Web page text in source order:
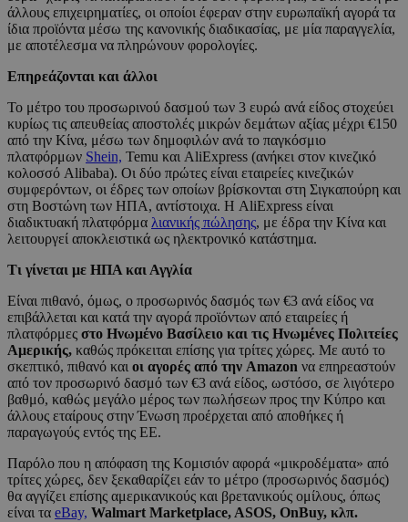
άλλους επιχειρηματίες, οι οποίοι έφεραν στην ευρωπαϊκή αγορά τα
ίδια προϊόντα μέσω της κανονικής διαδικασίας, με μία παραγγελία,
με αποτέλεσμα να πληρώνουν φορολογίες.
Επηρεάζονται και άλλοι
Το μέτρο του προσωρινού δασμού των 3 ευρώ ανά είδος στοχεύει
κυρίως τις απευθείας αποστολές μικρών δεμάτων αξίας μέχρι €150
από την Κίνα, μέσω των δημοφιλών ανά το παγκόσμιο
πλατφόρμων Shein, Temu και AliExpress (ανήκει στον κινεζικό
κολοσσό Alibaba). Οι δύο πρώτες είναι εταιρείες κινεζικών
συμφερόντων, οι έδρες των οποίων βρίσκονται στη Σιγκαπούρη και
στη Βοστώνη των ΗΠΑ, αντίστοιχα. Η AliExpress είναι
διαδικτυακή πλατφόρμα λιανικής πώλησης, με έδρα την Κίνα και
λειτουργεί αποκλειστικά ως ηλεκτρονικό κατάστημα.
Τι γίνεται με ΗΠΑ και Αγγλία
Είναι πιθανό, όμως, ο προσωρινός δασμός των €3 ανά είδος να
επιβάλλεται και κατά την αγορά προϊόντων από εταιρείες ή
πλατφόρμες στο Ηνωμένο Βασίλειο και τις Ηνωμένες Πολιτείες
Αμερικής, καθώς πρόκειται επίσης για τρίτες χώρες. Με αυτό το
σκεπτικό, πιθανό και οι αγορές από την Amazon να επηρεαστούν
από τον προσωρινό δασμό των €3 ανά είδος, ωστόσο, σε λιγότερο
βαθμό, καθώς μεγάλο μέρος των πωλήσεων προς την Κύπρο και
άλλους εταίρους στην Ένωση προέρχεται από αποθήκες ή
παραγωγούς εντός της ΕΕ.
Παρόλο που η απόφαση της Κομισιόν αφορά «μικροδέματα» από
τρίτες χώρες, δεν ξεκαθαρίζει εάν το μέτρο (προσωρινός δασμός)
θα αγγίζει επίσης αμερικανικούς και βρετανικούς ομίλους, όπως
είναι τα eBay, Walmart Marketplace, ASOS, OnBuy, κλπ.